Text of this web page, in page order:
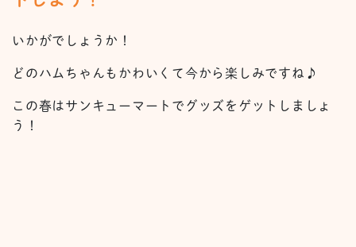
いかがでしょうか！
どのハムちゃんもかわいくて今から楽しみですね♪
この春はサンキューマートでグッズをゲットしましょ
う！